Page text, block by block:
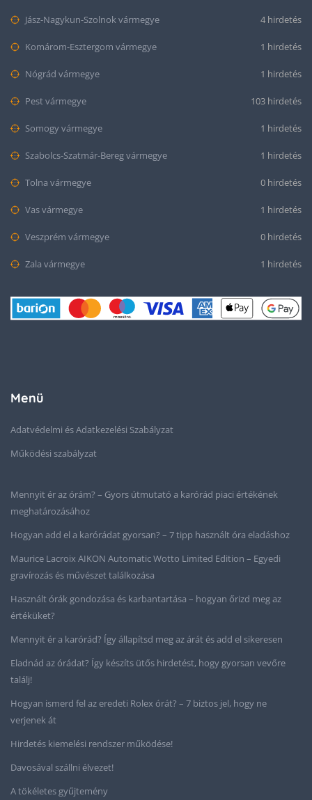
Jász-Nagykun-Szolnok vármegye 4 hirdetés
Komárom-Esztergom vármegye 1 hirdetés
Nógrád vármegye 1 hirdetés
Pest vármegye 103 hirdetés
Somogy vármegye 1 hirdetés
Szabolcs-Szatmár-Bereg vármegye 1 hirdetés
Tolna vármegye 0 hirdetés
Vas vármegye 1 hirdetés
Veszprém vármegye 0 hirdetés
Zala vármegye 1 hirdetés
Menü
Adatvédelmi és Adatkezelési Szabályzat
Működési szabályzat
Mennyit ér az órám? – Gyors útmutató a karórád piaci értékének
meghatározásához
Hogyan add el a karórádat gyorsan? – 7 tipp használt óra eladáshoz
Maurice Lacroix AIKON Automatic Wotto Limited Edition – Egyedi
gravírozás és művészet találkozása
Használt órák gondozása és karbantartása – hogyan őrizd meg az
értéküket?
Mennyit ér a karórád? Így állapítsd meg az árát és add el sikeresen
Eladnád az órádat? Így készíts ütős hirdetést, hogy gyorsan vevőre
találj!
Hogyan ismerd fel az eredeti Rolex órát? – 7 biztos jel, hogy ne
verjenek át
Hirdetés kiemelési rendszer működése!
Davosával szállni élvezet!
A tökéletes gyűjtemény